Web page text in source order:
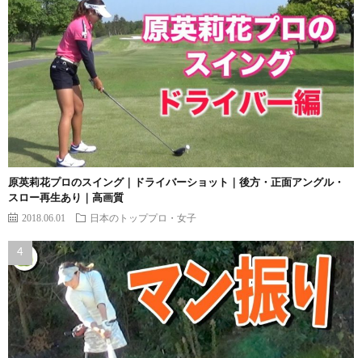
原英莉花プロのスイング｜ドライバーショット｜後方・正面アングル・
スロー再生あり｜高画質
2018.06.01 日本のトッププロ・女子